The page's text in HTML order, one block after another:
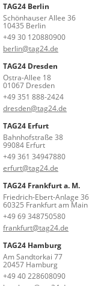
TAG24 Berlin
Schönhauser Allee 36
10435 Berlin
+49 30 120880900
berlin@tag24.de
TAG24 Dresden
Ostra-Allee 18
01067 Dresden
+49 351 888-2424
dresden@tag24.de
TAG24 Erfurt
Bahnhofstraße 38
99084 Erfurt
+49 361 34947880
erfurt@tag24.de
TAG24 Frankfurt a. M.
Friedrich-Ebert-Anlage 36
60325 Frankfurt am Main
+49 69 348750580
frankfurt@tag24.de
TAG24 Hamburg
Am Sandtorkai 77
20457 Hamburg
+49 40 228608090